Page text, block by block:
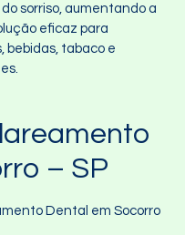
sorriso, aumentando a
eficaz para
bebidas, tabaco e
– SP
Dental em Socorro